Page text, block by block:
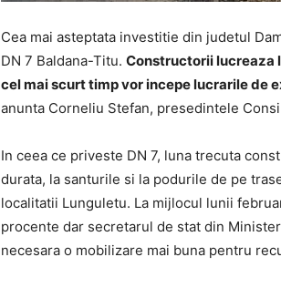
Cea mai asteptata investitie din judetul
DN 7 Baldana-Titu. Constructorii lucreaza
cel mai scurt timp vor incepe lucrarile de
anunta Corneliu Stefan, presedintele
In ceea ce priveste DN 7, luna trecuta
durata, la santurile si la podurile de pe
localitatii Lunguletu. La mijlocul lunii
procente dar secretarul de stat din
necesara o mobilizare mai buna pentru